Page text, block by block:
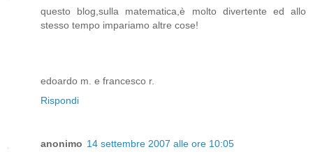
questo blog,sulla matematica,è molto divertente ed allo
stesso tempo impariamo altre cose!
edoardo m. e francesco r.
Rispondi
anonimo 14 settembre 2007 alle ore 10:05